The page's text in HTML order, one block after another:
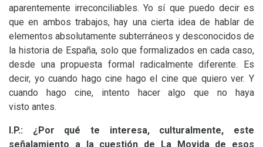
aparentemente irreconciliables. Yo sí que puedo decir es
que en ambos trabajos, hay una cierta idea de hablar de
elementos absolutamente subterráneos y desconocidos de
la historia de España, solo que formalizados en cada caso,
desde una propuesta formal radicalmente diferente. Es
decir, yo cuando hago cine hago el cine que quiero ver. Y
cuando hago cine, intento hacer algo que no haya
visto antes.
I.P.: ¿Por qué te interesa, culturalmente, este
señalamiento a la cuestión de La Movida de esos